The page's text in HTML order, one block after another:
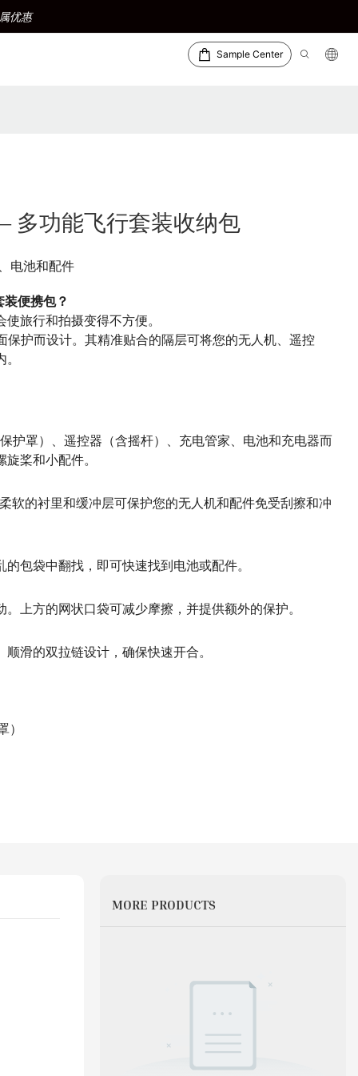
优惠
Sample Center
多功能飞行套装收纳包
电池和配件
便携包？
旅行和拍摄变得不方便。
保护而设计。其精准贴合的隔层可将您的无人机、遥控
护罩）、遥控器（含摇杆）、充电管家、电池和充电器而
桨和小配件。
软的衬里和缓冲层可保护您的无人机和配件免受刮擦和冲
包袋中翻找，即可快速找到电池或配件。
上方的网状口袋可减少摩擦，并提供额外的保护。
滑的双拉链设计，确保快速开合。
MORE PRODUCTS